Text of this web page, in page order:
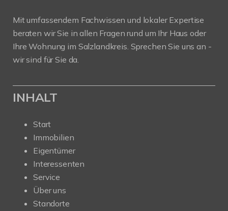
Mit umfassendem Fachwissen und lokaler Expertise
beraten wir Sie in allen Fragen rund um Ihr Haus oder
Ihre Wohnung im Salzlandkreis. Sprechen Sie uns an -
wir sind für Sie da.
INHALT
Start
Immobilien
Eigentümer
Interessenten
Service
Über uns
Standorte